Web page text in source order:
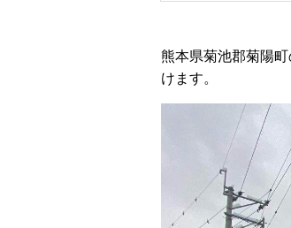
熊本県菊池郡菊陽町
けます。